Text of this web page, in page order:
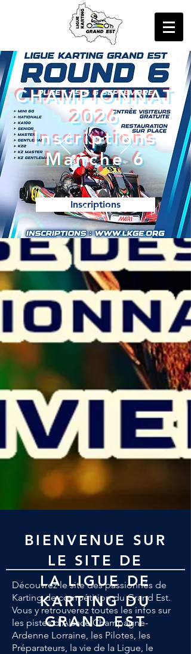
CHAMPIONNAT
2026
Inscriptions
Manche 6
Inscriptions
BIENVENUE SUR
LE SITE DE
LA LIGUE DE
KARTING DU
GRAND EST
Découvrez le site des passionnés de
Karting de compétition du Grand Est.
Vous y retrouverez toutes les infos sur
les pistes d'Alsace Champagne-
Ardenne Lorraine, les Pilotes, les
Préparateurs, la vie de la Ligue, le